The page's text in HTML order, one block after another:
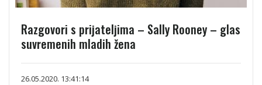
Razgovori s prijateljima – Sally Rooney – glas
suvremenih mladih žena
26.05.2020. 13:41:14